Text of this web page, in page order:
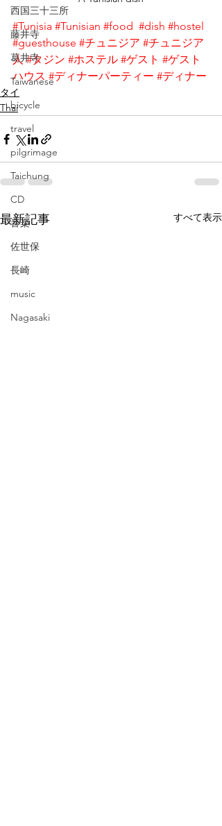
西国三十三所
藤井寺
葛井寺
Taiwanese
bicycle
travel
pilgrimage
Taichung
CD
音楽
佐世保
長崎
music
Nagasaki
#Tunisia #Tunisian #food #dish #hostel
#guesthouse #チュニジア #チュニジア
人 #タジン #ホステル #ゲスト #ゲスト
ハウス #ディナーパーティー #ディナー
タイ
Thai
最新記事 すべて表示